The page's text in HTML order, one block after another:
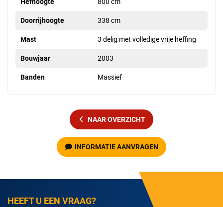
Hefhoogte 800 cm
Doorrijhoogte 338 cm
Mast 3 delig met volledige vrije heffing
Bouwjaar 2003
Banden Massief
NAAR OVERZICHT
INFORMATIE AANVRAGEN
HEEFT U EEN VRAAG?